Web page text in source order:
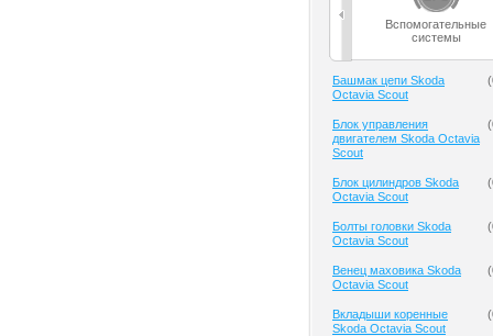
Вспомогательные
системы
Башмак цепи Skoda
Octavia Scout
(
Блок управления
двигателем Skoda Octavia
Scout
(
Блок цилиндров Skoda
Octavia Scout
(
Болты головки Skoda
Octavia Scout
(
Венец маховика Skoda
Octavia Scout
(
Вкладыши коренные
Skoda Octavia Scout
(